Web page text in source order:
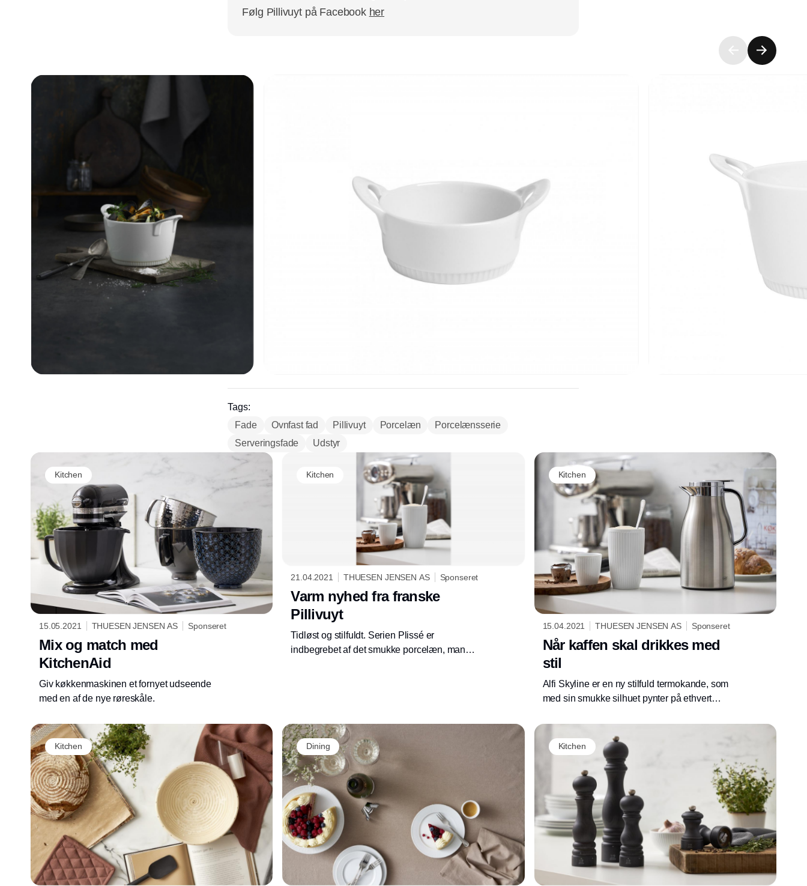
Følg Pillivuyt på Facebook her
Tags:
Fade
Ovnfast fad Pillivuyt Porcelæn
Porcelænsserie
Serveringsfade
Udstyr
Kitchen
15.05.2021 THUESEN JENSEN AS Sponseret
Mix og match med
KitchenAid
Giv køkkenmaskinen et fornyet udseende
med en af de nye røreskåle.
Kitchen
21.04.2021 THUESEN JENSEN AS Sponseret
Varm nyhed fra franske
Pillivuyt
Tidløst og stilfuldt. Serien Plissé er
indbegrebet af det smukke porcelæn, man
Kitchen
15.04.2021 THUESEN JENSEN AS Sponseret
Når kaffen skal drikkes med
stil
Alfi Skyline er en ny stilfuld termokande, som
med sin smukke silhuet pynter på ethvert
Kitchen Dining Kitchen